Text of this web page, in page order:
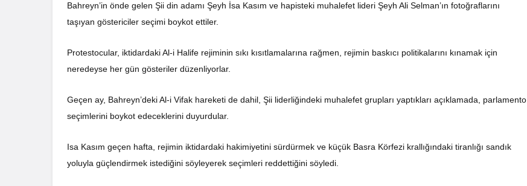
Bahreyn’in önde gelen Şii din adamı Şeyh İsa Kasım ve hapisteki muhalefet lideri Şeyh Ali Selman’ın fotoğraflarını
taşıyan göstericiler seçimi boykot ettiler.
Protestocular, iktidardaki Al-i Halife rejiminin sıkı kısıtlamalarına rağmen, rejimin baskıcı politikalarını kınamak için
neredeyse her gün gösteriler düzenliyorlar.
Geçen ay, Bahreyn’deki Al-i Vifak hareketi de dahil, Şii liderliğindeki muhalefet grupları yaptıkları açıklamada, parlamento
seçimlerini boykot edeceklerini duyurdular.
Isa Kasım geçen hafta, rejimin iktidardaki hakimiyetini sürdürmek ve küçük Basra Körfezi krallığındaki tiranlığı sandık
yoluyla güçlendirmek istediğini söyleyerek seçimleri reddettiğini söyledi.